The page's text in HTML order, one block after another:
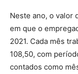
Neste ano, o valor
em que o
2021. Cada mês
108,50, com
contados como